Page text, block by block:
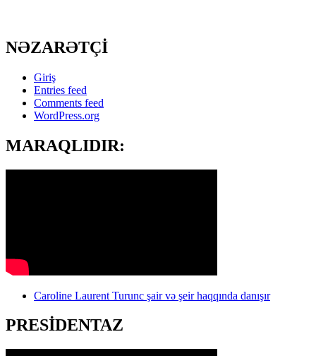
NƏZARƏTÇİ
Giriş
Entries feed
Comments feed
WordPress.org
MARAQLIDIR:
Caroline Laurent Turunc şair və şeir haqqında danışır
PRESİDENTAZ